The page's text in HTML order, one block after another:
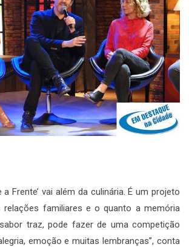
a Frente’ vai além da culinária. É um projeto
familiares e o quanto a memória
traz, pode fazer de uma competição
emoção e muitas lembranças”, conta